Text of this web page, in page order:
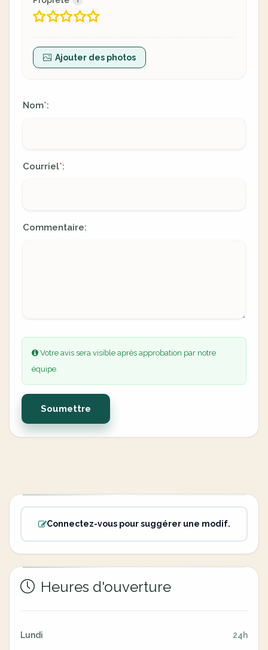
Ajouter des photos
Nom*:
Courriel*:
Commentaire:
Votre avis sera visible après approbation par notre
équipe.
Soumettre
Connectez-vous pour suggérer une modif.
Heures d'ouverture
Lundi 24h